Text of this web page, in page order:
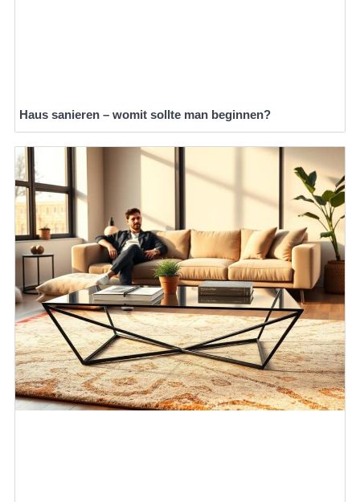
Haus sanieren – womit sollte man beginnen?